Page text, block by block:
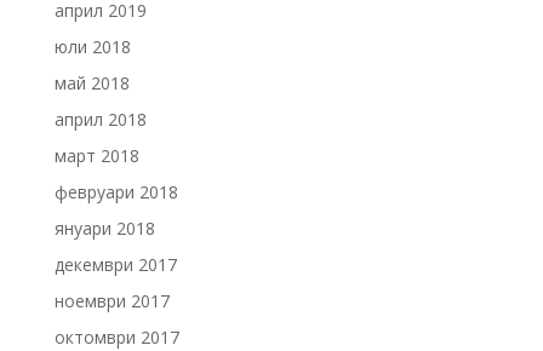
април 2019
юли 2018
май 2018
април 2018
март 2018
февруари 2018
януари 2018
декември 2017
ноември 2017
октомври 2017